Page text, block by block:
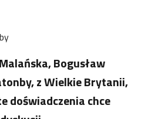
Bogusław
z Wielkie Brytanii,
doświadczenia chce